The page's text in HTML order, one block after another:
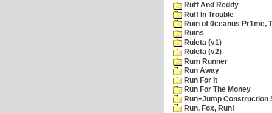
Ruff And Reddy
Ruff In Trouble
Ruin of 0ceanus Pr1me,
Ruins
Ruleta (v1)
Ruleta (v2)
Rum Runner
Run Away
Run For It
Run For The Money
Run+Jump Construction
Run, Fox, Run!